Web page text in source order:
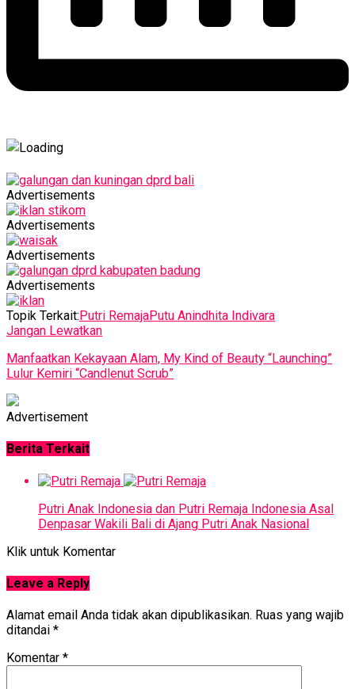
Advertisements
Advertisements
Advertisements
Advertisements
Topik Terkait:Putri RemajaPutu Anindhita Indivara
Jangan Lewatkan
Manfaatkan Kekayaan Alam, My Kind of Beauty “Launching”
Lulur Kemiri “Candlenut Scrub”
Advertisement
Berita Terkait
Putri Anak Indonesia dan Putri Remaja Indonesia Asal
Denpasar Wakili Bali di Ajang Putri Anak Nasional
Klik untuk Komentar
Leave a Reply
Alamat email Anda tidak akan dipublikasikan. Ruas yang wajib
ditandai *
Komentar *